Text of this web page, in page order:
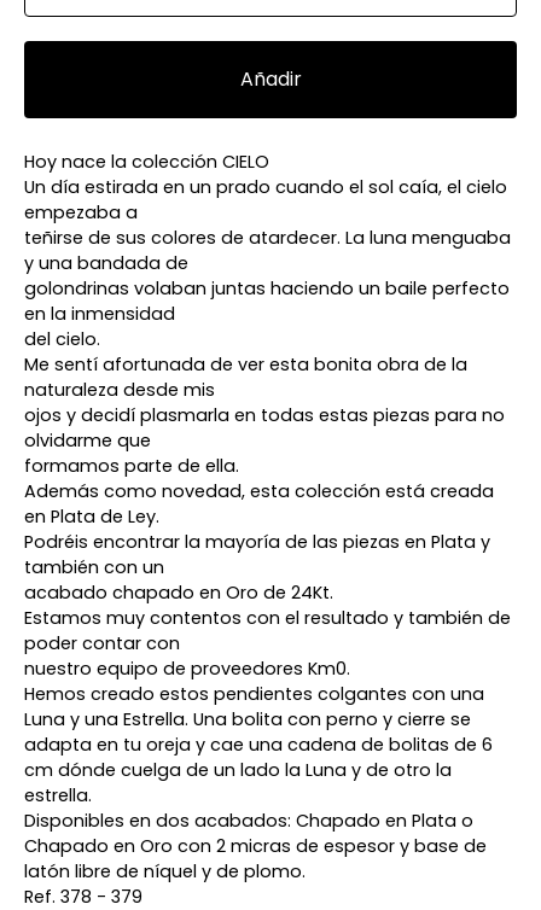
Añadir
Hoy nace la colección CIELO
Un día estirada en un prado cuando el sol caía, el cielo
empezaba a
teñirse de sus colores de atardecer. La luna menguaba
y una bandada de
golondrinas volaban juntas haciendo un baile perfecto
en la inmensidad
del cielo.
Me sentí afortunada de ver esta bonita obra de la
naturaleza desde mis
ojos y decidí plasmarla en todas estas piezas para no
olvidarme que
formamos parte de ella.
Además como novedad, esta colección está creada
en Plata de Ley.
Podréis encontrar la mayoría de las piezas en Plata y
también con un
acabado chapado en Oro de 24Kt.
Estamos muy contentos con el resultado y también de
poder contar con
nuestro equipo de proveedores Km0.
Hemos creado estos pendientes colgantes con una
Luna y una Estrella. Una bolita con perno y cierre se
adapta en tu oreja y cae una cadena de bolitas de 6
cm dónde cuelga de un lado la Luna y de otro la
estrella.
Disponibles en dos acabados: Chapado en Plata o
Chapado en Oro con 2 micras de espesor y base de
latón libre de níquel y de plomo.
Ref. 378 - 379